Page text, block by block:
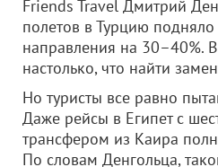
Friends Travel Дмитрий
полетов в Турцию
направления на 30–40%.
настолько, что найти
Но туристы все равно
Даже рейсы в Египет с
трансфером из Каира
По словам Денгольца,